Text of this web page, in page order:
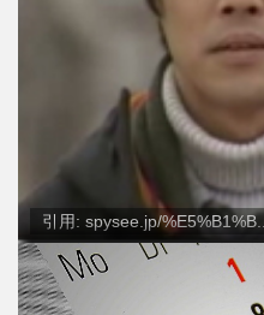
引用: spysee.jp/%E5%B1%B...